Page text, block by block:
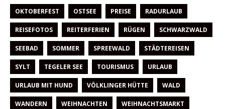
OKTOBERFEST OSTSEE PREISE RADURLAUB
REISEFOTOS REITERFERIEN RÜGEN SCHWARZWALD
SEEBAD SOMMER SPREEWALD STÄDTEREISEN
SYLT TEGELER SEE TOURISMUS URLAUB
URLAUB MIT HUND VÖLKLINGER HÜTTE WALD
WANDERN WEIHNACHTEN WEIHNACHTSMARKT